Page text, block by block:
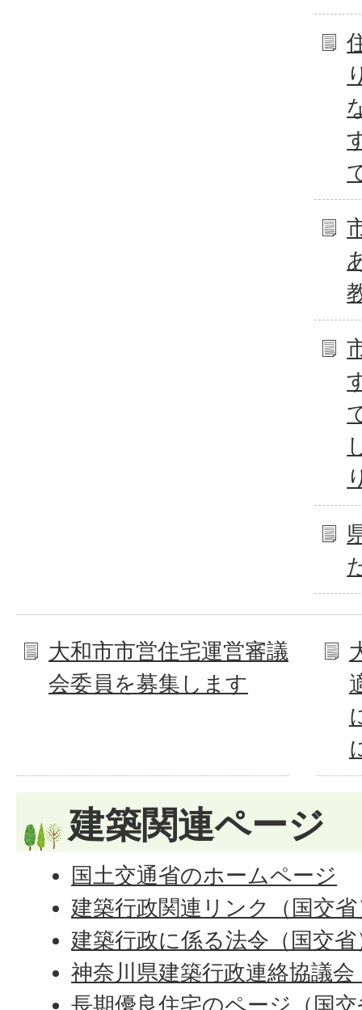
大和市市営住宅運営審議
会委員を募集します
建築関連ページ
国土交通省のホームページ
建築行政関連リンク（国交省
建築行政に係る法令（国交省
神奈川県建築行政連絡協議
長期優良住宅のページ（国